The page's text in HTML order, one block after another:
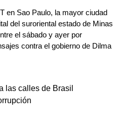
en Sao Paulo, la mayor ciudad
del suroriental estado de Minas
el sábado y ayer por
contra el gobierno de Dilma
las calles de Brasil